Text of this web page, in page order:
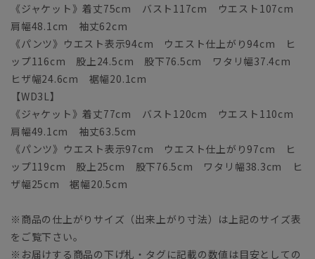
《ジャケット》着丈75cm バスト117cm ウエスト107cm
肩幅48.1cm 袖丈62cm
《パンツ》ウエスト表示94cm ウエスト仕上がり94cm ヒ
ップ116cm 股上24.5cm 股下76.5cm ワタリ幅37.4cm
ヒザ幅24.6cm 裾幅20.1cm
【WD3L】
《ジャケット》着丈77cm バスト120cm ウエスト110cm
肩幅49.1cm 袖丈63.5cm
《パンツ》ウエスト表示97cm ウエスト仕上がり97cm ヒ
ップ119cm 股上25cm 股下76.5cm ワタリ幅38.3cm ヒ
ザ幅25cm 裾幅20.5cm
※商品の仕上がりサイズ（出来上がり寸法）は上記のサイズ表
をご覧下さい。
※お届けする商品の下げ札・タグに記載の数値は目安としての